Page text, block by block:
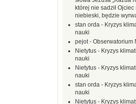
której nie sadził Ojciec
niebieski, będzie
stan orda - Kryzys
nauki
pejot- Obserwatorium
Nietytus - Kryzys
nauki
Nietytus - Kryzys
nauki
stan orda - Kryzys
nauki
Nietytus - Kryzys